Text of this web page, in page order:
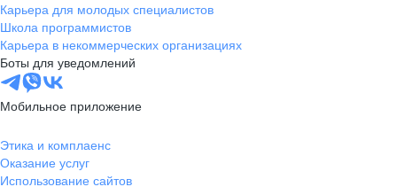
Карьера для молодых специалистов
Школа программистов
Карьера в некоммерческих организациях
Боты для уведомлений
Мобильное приложение
Этика и комплаенс
Оказание услуг
Использование сайтов